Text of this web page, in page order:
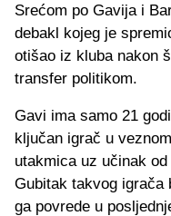
Srećom po Gavija i
debakl kojeg je
otišao iz kluba nakon
transfer politikom.
Gavi ima samo 21
ključan igrač u
utakmica uz učinak
Gubitak takvog igrača
ga povrede u